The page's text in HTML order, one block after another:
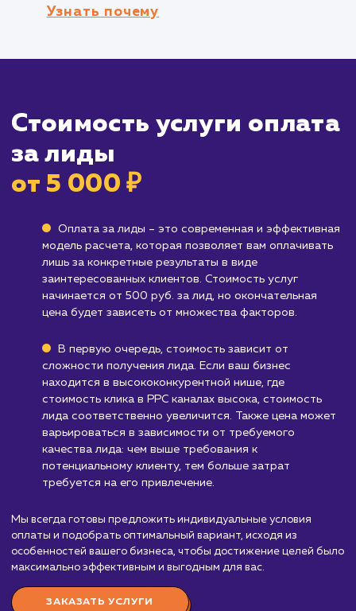
Предприятиям, нуждающимся в
Кому не подходит данный
Брендам, которые предпочитают
маркетинга основана на широком охвате и
ищете конкретные лиды, услуга "Оплата за
лиды" может быть не так эффективна.
Компаниям с ограниченным бюджетом
более экономичной на долгосрочной
перспективе, она может потребовать
значительных первоначальных вложений.
Узнать почему
Стоимость услуги
за лиды